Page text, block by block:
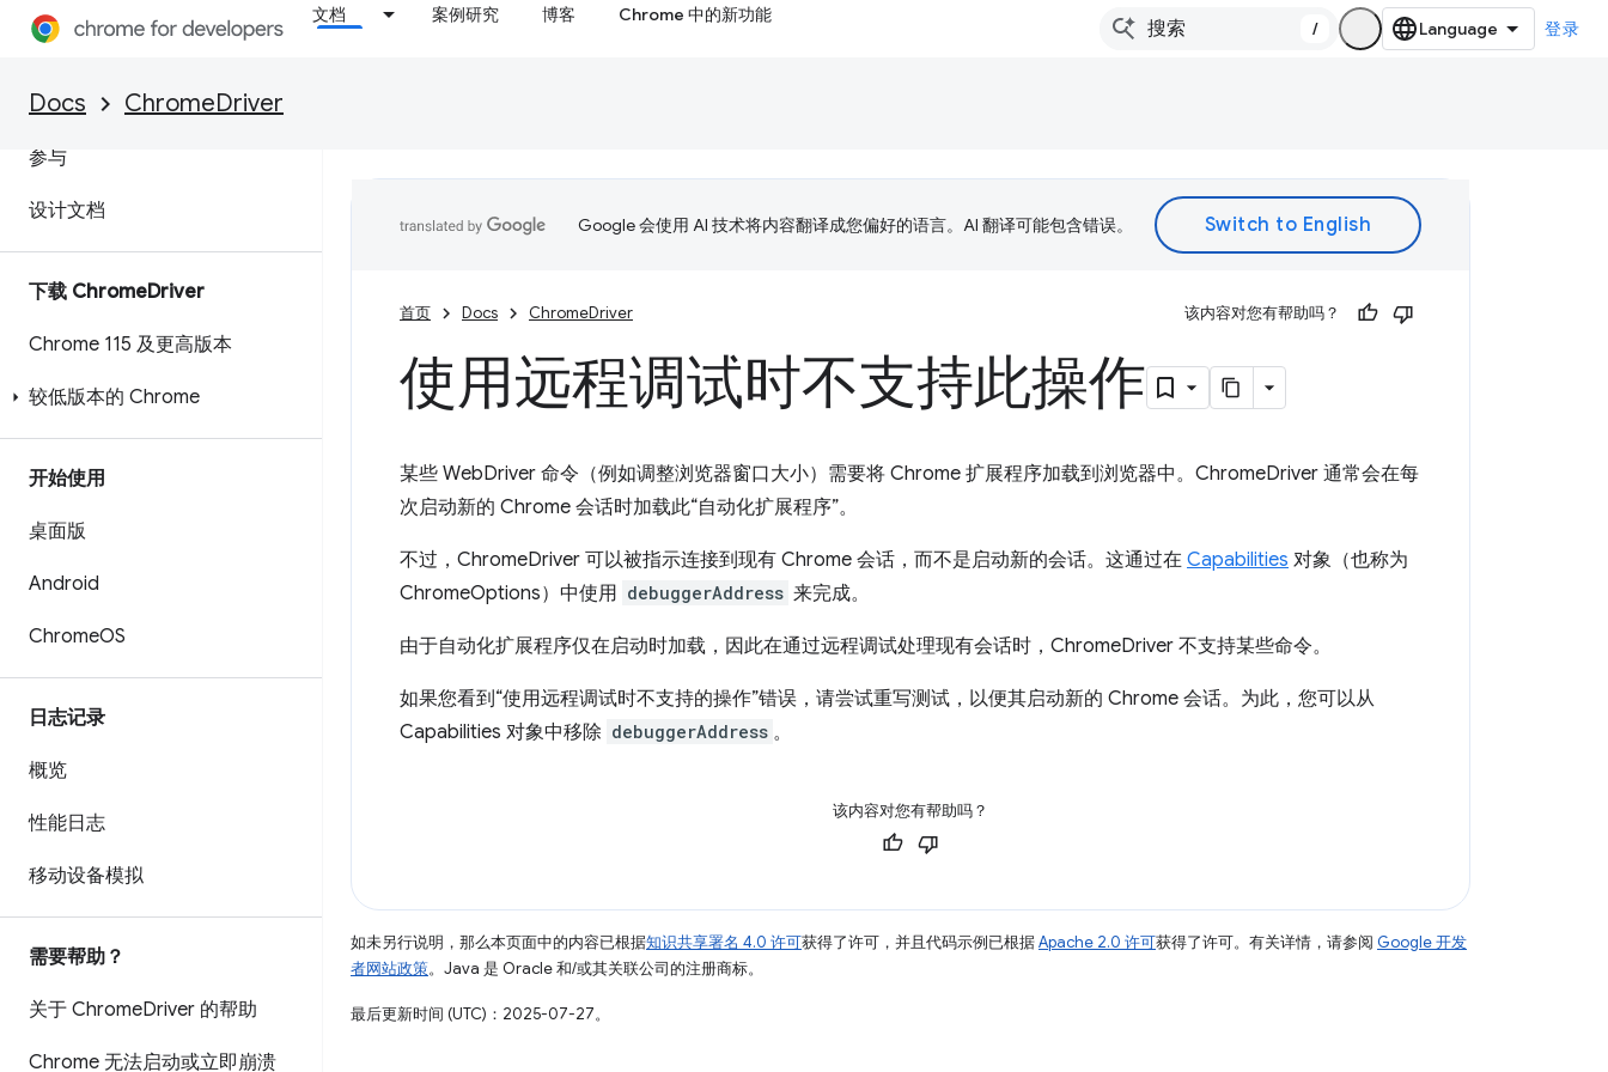
文档 案例研究 博客 Chrome 中的新功能
/ 登录
Docs ChromeDriver
Chrome 扩展程序
参与
设计文档
下载 ChromeDriver
Chrome 115 及更高版本
较低版本的 Chrome
开始使用
桌面版
Android
ChromeOS
日志记录
概览
性能日志
移动设备模拟
需要帮助？
关于 ChromeDriver 的帮助
Chrome 无法启动或立即崩溃
Google 会使用 AI 技术将内容翻译成您偏好的语言。AI 翻译可能包含错误。
首页 Docs ChromeDriver 该内容对您有帮助吗？
使用远程调试时不支持此操作
某些 WebDriver 命令（例如调整浏览器窗口大小）需要将 Chrome 扩展程序加载到浏览器中。ChromeDriver 通常会在每
次启动新的 Chrome 会话时加载此“自动化扩展程序”。
不过，ChromeDriver 可以被指示连接到现有 Chrome 会话，而不是启动新的会话。这通过在 Capabilities 对象（也称为
ChromeOptions）中使用 debuggerAddress 来完成。
由于自动化扩展程序仅在启动时加载，因此在通过远程调试处理现有会话时，ChromeDriver 不支持某些命令。
如果您看到“使用远程调试时不支持的操作”错误，请尝试重写测试，以便其启动新的 Chrome 会话。为此，您可以从
Capabilities 对象中移除 debuggerAddress 。
该内容对您有帮助吗？
如未另行说明，那么本页面中的内容已根据知识共享署名 4.0 许可获得了许可，并且代码示例已根据Apache 2.0 许可获得了许可。有关详情，请参阅 Google 开发
者网站政策。Java 是 Oracle 和/或其关联公司的注册商标。
最后更新时间 (UTC)：2025-07-27。